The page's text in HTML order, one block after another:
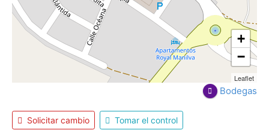
+
−
Leaflet
Bodegas
Solicitar cambio Tomar el control